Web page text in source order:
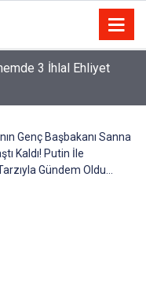
3 İhlal Ehliyet
Genç Başbakanı Sanna
Kaldı! Putin İle
Gündem Oldu...